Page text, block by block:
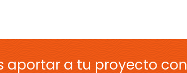
aportar a tu proyecto con